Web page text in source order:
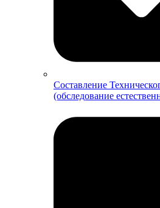
Составление
(обследование